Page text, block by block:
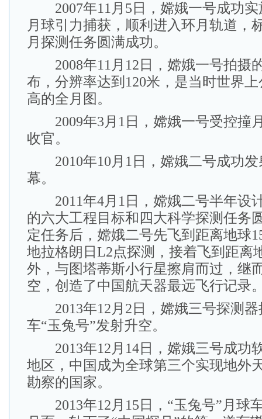
2007年11月5日，嫦娥一号成功实
月球引力捕获，顺利进入环月轨道，
月探测任务圆满成功。
2008年11月12日，嫦娥一号拍摄
布，分辨率达到120米，是当时世界
高的全月图。
2009年3月1日，嫦娥一号受控撞
收官。
2010年10月1日，嫦娥二号成功发
幕。
2011年4月1日，嫦娥二号半年设
的六大工程目标和四大科学探测任务
定任务后，嫦娥二号先飞到距离地球
地拉格朗日L2点探测，接着飞到距离
外，与图塔蒂斯小行星擦肩而过，继
空，创造了中国航天器最远飞行记录
2013年12月2日，嫦娥三号探测器
车“玉兔号”发射升空。
2013年12月14日，嫦娥三号成功
地区，中国成为全球第三个实现地外
勘察的国家。
2013年12月15日，“玉兔号”月球